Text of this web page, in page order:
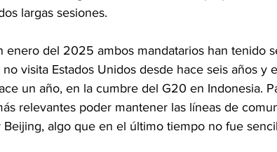
largas sesiones.
enero del 2025 ambos mandatarios han tenido
visita Estados Unidos desde hace seis años y
un año, en la cumbre del G20 en Indonesia.
relevantes poder mantener las líneas de
algo que en el último tiempo no fue